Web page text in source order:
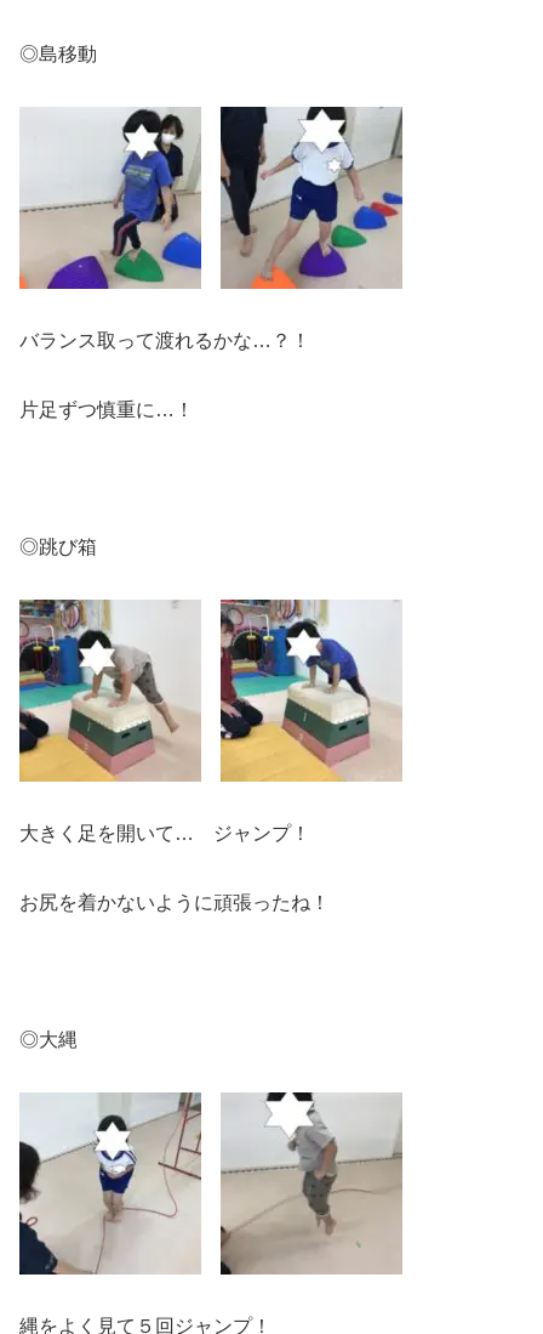
◎島移動
バランス取って渡れるかな…？！
片足ずつ慎重に…！
◎跳び箱
大きく足を開いて… ジャンプ！
お尻を着かないように頑張ったね！
◎大縄
縄をよく見て５回ジャンプ！